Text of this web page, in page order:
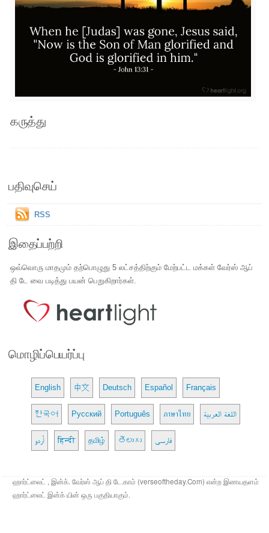
கருத்து
பதிவுசெய்
RSS
இதைப்பற்றி
ஒவ்வொரு மாதமும் தற்பொழுது 5 லட்சத்திற்கும் மேற்பட்ட மக்கள் வேர்ஸ் ஆப்
தி டே வை படித்து பயன் பெறுகிறார்கள்.
மொழிப்பெயர்ப்பு
English 中文 Deutsch Español Français
한국어 Русский Português ภาษาไทย اللغة العربية
اُردو हिन्दी தமிழ் తెలుగు فارسی
ஹார்ட்லைட் , இன்க். வேர்ஸ் ஆப் தி டே.காம் (verseoftheday.Com) என்ற இணயதளம்
ஹார்ட்லைட் இன்க் யின் ஒரு பகுதியாகும்.